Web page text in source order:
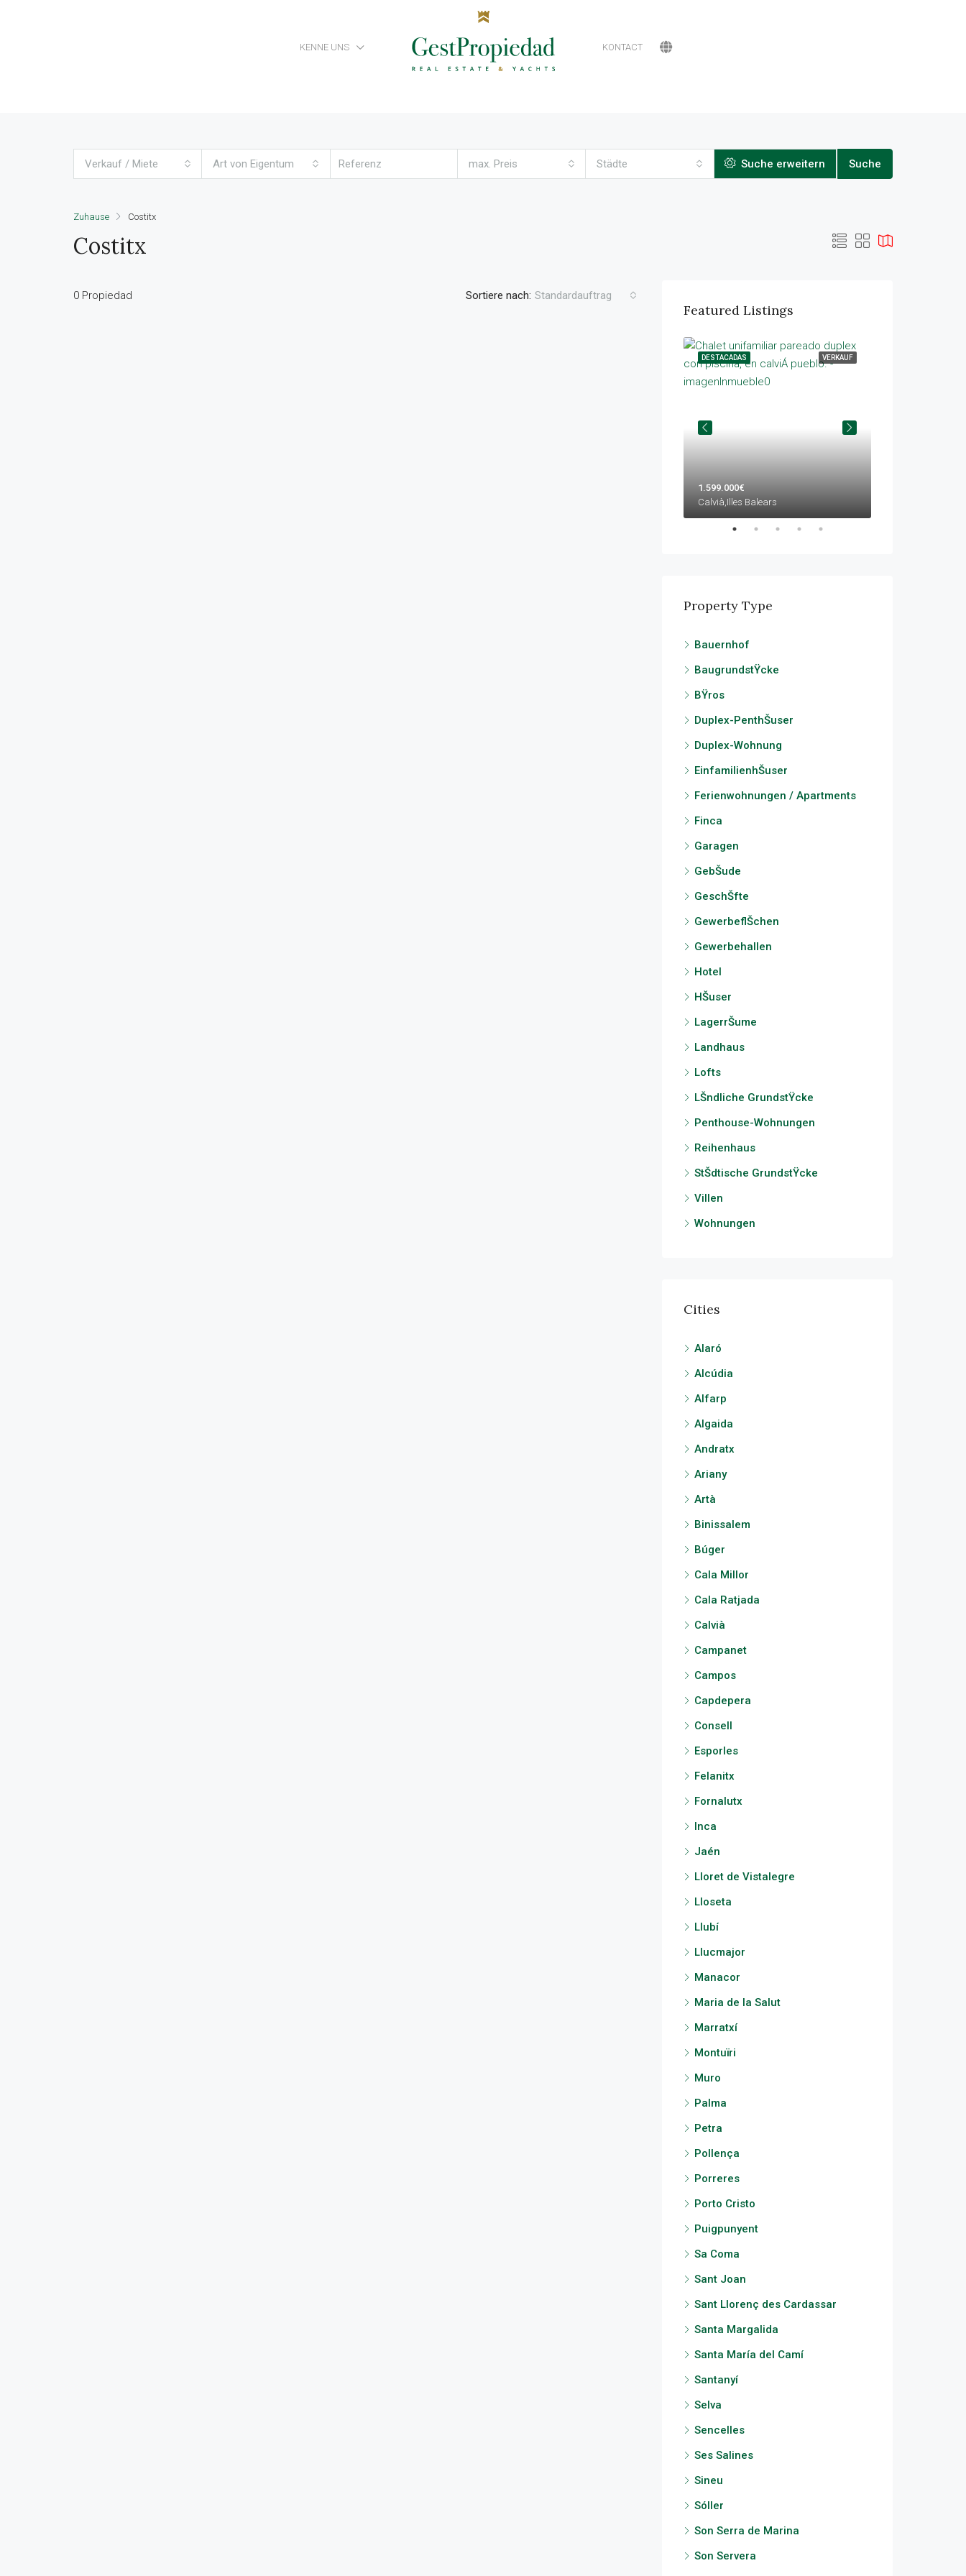
KENNE UNS KONTACT
Verkauf / Miete Art von Eigentum max. Preis Städte Suche erweitern Suche
Zuhause Costitx
Costitx
0 Propiedad Sortiere nach: Standardauftrag
Featured Listings
VERKAUF
DESTACADAS
1.599.000€
Calvià,Illes Balears
Property Type
Bauernhof
BaugrundstŸcke
BŸros
Duplex-PenthŠuser
Duplex-Wohnung
EinfamilienhŠuser
Ferienwohnungen / Apartments
Finca
Garagen
GebŠude
GeschŠfte
GewerbeflŠchen
Gewerbehallen
Hotel
HŠuser
LagerrŠume
Landhaus
Lofts
LŠndliche GrundstŸcke
Penthouse-Wohnungen
Reihenhaus
StŠdtische GrundstŸcke
Villen
Wohnungen
Cities
Alaró
Alcúdia
Alfarp
Algaida
Andratx
Ariany
Artà
Binissalem
Búger
Cala Millor
Cala Ratjada
Calvià
Campanet
Campos
Capdepera
Consell
Esporles
Felanitx
Fornalutx
Inca
Jaén
Lloret de Vistalegre
Lloseta
Llubí
Llucmajor
Manacor
Maria de la Salut
Marratxí
Montuïri
Muro
Palma
Petra
Pollença
Porreres
Porto Cristo
Puigpunyent
Sa Coma
Sant Joan
Sant Llorenç des Cardassar
Santa Margalida
Santa María del Camí
Santanyí
Selva
Sencelles
Ses Salines
Sineu
Sóller
Son Serra de Marina
Son Servera